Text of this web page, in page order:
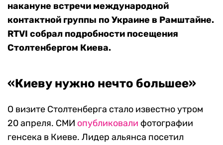
накануне встречи международной
контактной группы по Украине в Рамштайне.
RTVI собрал подробности посещения
Столтенбергом Киева.
«Киеву нужно нечто большее»
О визите Столтенберга стало известно утром
20 апреля. СМИ опубликовали фотографии
генсека в Киеве. Лидер альянса посетил